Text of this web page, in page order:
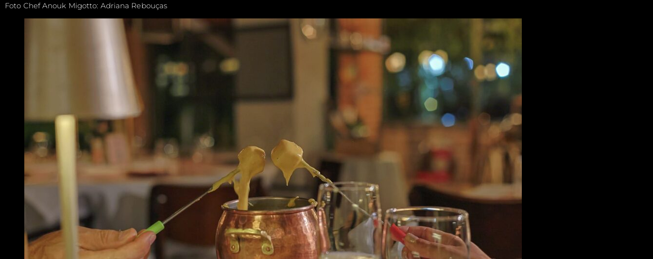
Foto Chef Anouk Migotto: Adriana Rebouças